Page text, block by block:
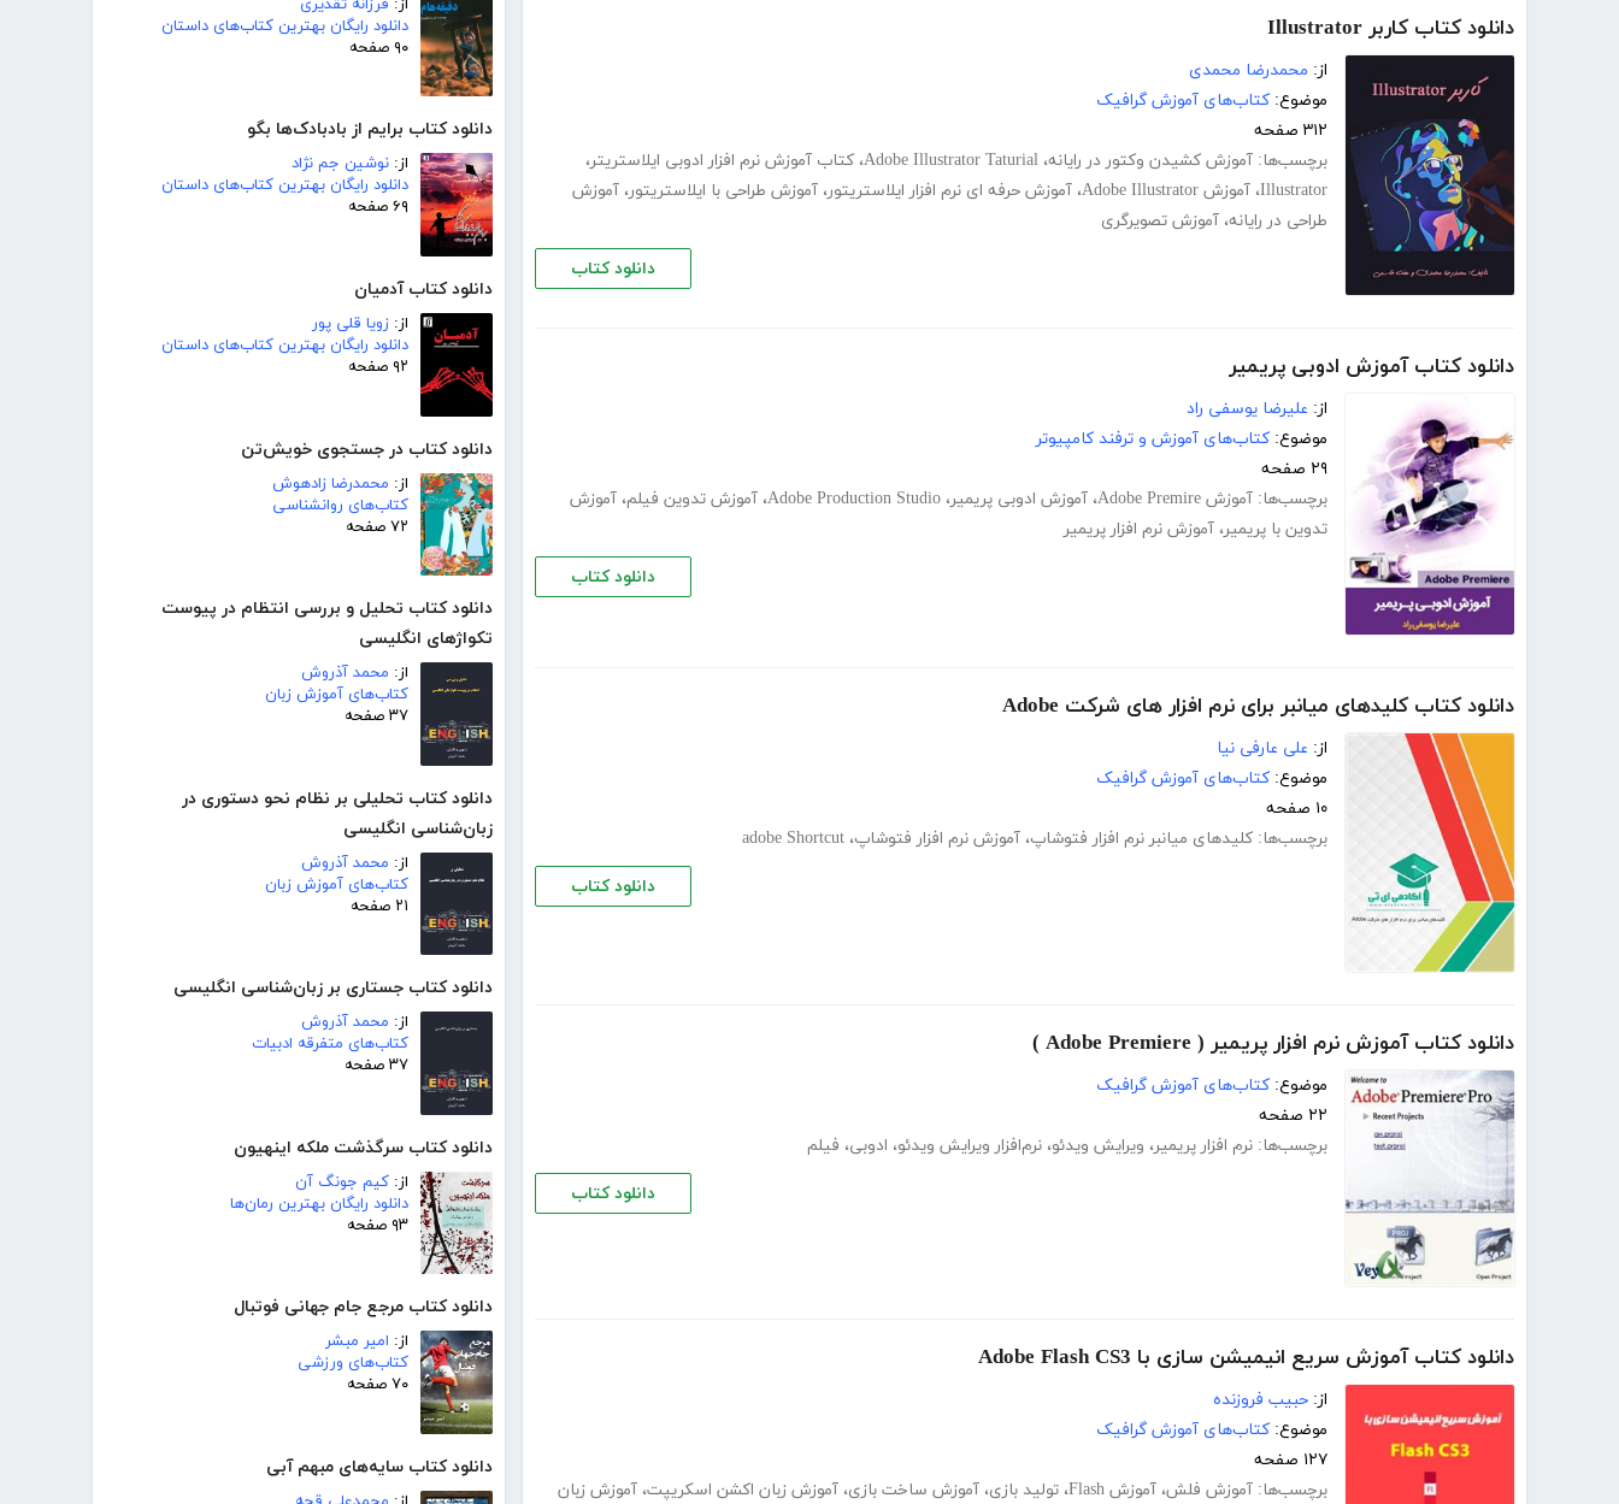
از: فرزانه تقدیری
دانلود رایگان بهترین کتاب‌های داستان
۹۰ صفحه
دانلود کتاب برایم از بادبادک‌ها بگو
از: نوشین جم نژاد
دانلود رایگان بهترین کتاب‌های داستان
۶۹ صفحه
دانلود کتاب آدمیان
از: زویا قلی پور
دانلود رایگان بهترین کتاب‌های داستان
۹۲ صفحه
دانلود کتاب در جستجوی خویش‌تن
از: محمدرضا زادهوش
کتاب‌های روانشناسی
۷۲ صفحه
دانلود کتاب تحلیل و بررسی انتظام در پیوست
تکواژهای انگلیسی
از: محمد آذروش
کتاب‌های آموزش زبان
۳۷ صفحه
دانلود کتاب تحلیلی بر نظام نحو دستوری در
زبان‌شناسی انگلیسی
از: محمد آذروش
کتاب‌های آموزش زبان
۲۱ صفحه
دانلود کتاب جستاری بر زبان‌شناسی انگلیسی
از: محمد آذروش
کتاب‌های متفرقه ادبیات
۳۷ صفحه
دانلود کتاب سرگذشت ملکه اینهیون
از: کیم جونگ آن
دانلود رایگان بهترین رمان‌ها
۹۳ صفحه
دانلود کتاب مرجع جام جهانی فوتبال
از: امیر مبشر
کتاب‌های ورزشی
۷۰ صفحه
دانلود کتاب سایه‌های مبهم آبی
دانلود کتاب کاربر Illustrator
از: محمدرضا محمدی
موضوع: کتاب‌های آموزش گرافیک
۳۱۲ صفحه
برچسب‌ها: آموزش کشیدن وکتور در رایانه، Adobe Illustrator Taturial، کتاب آموزش نرم افزار ادوبی ایلاستریتر،
Illustrator، آموزش Adobe Illustrator ، آموزش حرفه ای نرم افزار ایلاستریتور، آموزش طراحی با ایلاستریتور، آموزش
طراحی در رایانه، آموزش تصویرگری
دانلود کتاب
دانلود کتاب آموزش ادوبی پریمیر
از: علیرضا یوسفی راد
موضوع: کتاب‌های آموزش و ترفند کامپیوتر
۲۹ صفحه
برچسب‌ها: آموزش Adobe Premire ، آموزش ادوبی پریمیر، Adobe Production Studio، آموزش تدوین فیلم، آموزش
تدوین با پریمیر، آموزش نرم افزار پریمیر
دانلود کتاب
دانلود کتاب کلیدهای میانبر برای نرم افزار های شرکت Adobe
از: علی عارفی نیا
موضوع: کتاب‌های آموزش گرافیک
۱۰ صفحه
برچسب‌ها: کلیدهای میانبر نرم افزار فتوشاپ، آموزش نرم افزار فتوشاپ، adobe Shortcut
دانلود کتاب
دانلود کتاب آموزش نرم افزار پریمیر ( Adobe Premiere )
موضوع: کتاب‌های آموزش گرافیک
۲۲ صفحه
برچسب‌ها: نرم افزار پریمیر، ویرایش ویدئو، نرم‌افزار ویرایش ویدئو، ادوبی، فیلم
دانلود کتاب
دانلود کتاب آموزش سریع انیمیشن سازی با Adobe Flash CS3
از: حبیب فروزنده
موضوع: کتاب‌های آموزش گرافیک
۱۲۷ صفحه
برچسب‌ها: آموزش فلش، آموزش Flash ، تولید بازی، آموزش ساخت بازی، آموزش زبان اکشن اسکریپت، آموزش زبان